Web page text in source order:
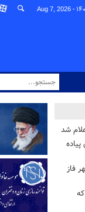
Aug 7, 2026
شد
پزشکی خانواده در ۲۰ شهر فاز